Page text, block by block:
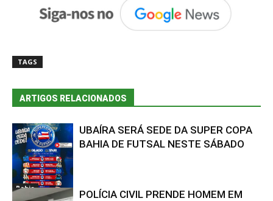
TAGS
ARTIGOS RELACIONADOS
Bahia
UBAÍRA SERÁ SEDE DA SUPER COPA
BAHIA DE FUTSAL NESTE SÁBADO
POLÍCIA CIVIL PRENDE HOMEM EM